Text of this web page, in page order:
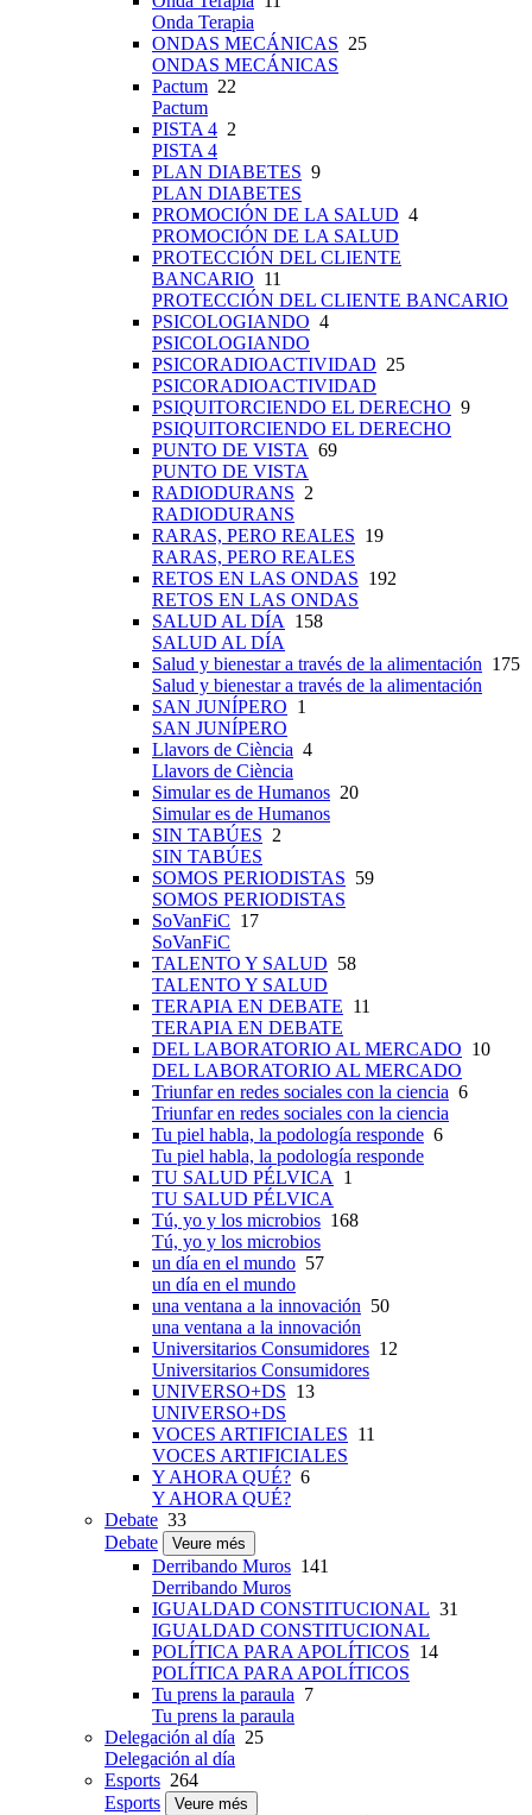
Onda Terapia
ONDAS MECÁNICAS 25
ONDAS MECÁNICAS
Pactum 22
Pactum
PISTA 4 2
PISTA 4
PLAN DIABETES 9
PLAN DIABETES
PROMOCIÓN DE LA SALUD 4
PROMOCIÓN DE LA SALUD
PROTECCIÓN DEL CLIENTE
BANCARIO 11
PROTECCIÓN DEL CLIENTE BANCARIO
PSICOLOGIANDO 4
PSICOLOGIANDO
PSICORADIOACTIVIDAD 25
PSICORADIOACTIVIDAD
PSIQUITORCIENDO EL DERECHO 9
PSIQUITORCIENDO EL DERECHO
PUNTO DE VISTA 69
PUNTO DE VISTA
RADIODURANS 2
RADIODURANS
RARAS, PERO REALES 19
RARAS, PERO REALES
RETOS EN LAS ONDAS 192
RETOS EN LAS ONDAS
SALUD AL DÍA 158
SALUD AL DÍA
Salud y bienestar a través de la alimentación 175
Salud y bienestar a través de la alimentación
SAN JUNÍPERO 1
SAN JUNÍPERO
Llavors de Ciència 4
Llavors de Ciència
Simular es de Humanos 20
Simular es de Humanos
SIN TABÚES 2
SIN TABÚES
SOMOS PERIODISTAS 59
SOMOS PERIODISTAS
SoVanFiC 17
SoVanFiC
TALENTO Y SALUD 58
TALENTO Y SALUD
TERAPIA EN DEBATE 11
TERAPIA EN DEBATE
DEL LABORATORIO AL MERCADO 10
DEL LABORATORIO AL MERCADO
Triunfar en redes sociales con la ciencia 6
Triunfar en redes sociales con la ciencia
Tu piel habla, la podología responde 6
Tu piel habla, la podología responde
TU SALUD PÉLVICA 1
TU SALUD PÉLVICA
Tú, yo y los microbios 168
Tú, yo y los microbios
un día en el mundo 57
un día en el mundo
una ventana a la innovación 50
una ventana a la innovación
Universitarios Consumidores 12
Universitarios Consumidores
UNIVERSO+DS 13
UNIVERSO+DS
VOCES ARTIFICIALES 11
VOCES ARTIFICIALES
Y AHORA QUÉ? 6
Y AHORA QUÉ?
Debate 33
Debate
Veure més
Derribando Muros 141
Derribando Muros
IGUALDAD CONSTITUCIONAL 31
IGUALDAD CONSTITUCIONAL
POLÍTICA PARA APOLÍTICOS 14
POLÍTICA PARA APOLÍTICOS
Tu prens la paraula 7
Tu prens la paraula
Delegación al día 25
Delegación al día
Esports 264
Esports
Veure més